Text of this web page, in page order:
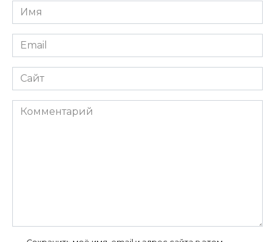
Имя
*
Email
*
Сайт
Комментарий